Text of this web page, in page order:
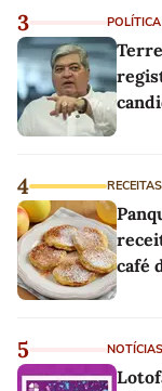
3 POLÍTICA
4 RECEITAS
café
5 NOTÍCIAS